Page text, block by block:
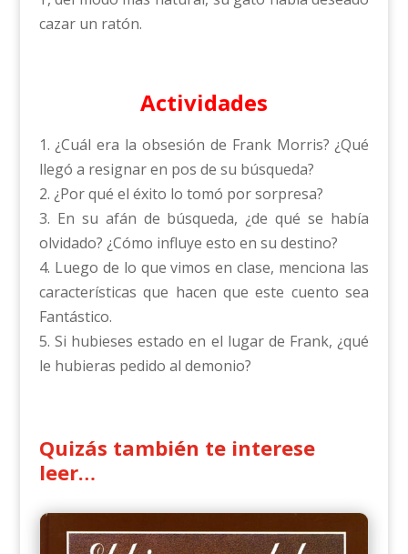
cazar un ratón.
Actividades
1. ¿Cuál era la obsesión de Frank Morris? ¿Qué
llegó a resignar en pos de su búsqueda?
2. ¿Por qué el éxito lo tomó por sorpresa?
3. En su afán de búsqueda, ¿de qué se había
olvidado? ¿Cómo influye esto en su destino?
4. Luego de lo que vimos en clase, menciona las
características que hacen que este cuento sea
Fantástico.
5. Si hubieses estado en el lugar de Frank, ¿qué
le hubieras pedido al demonio?
Quizás también te interese
leer…